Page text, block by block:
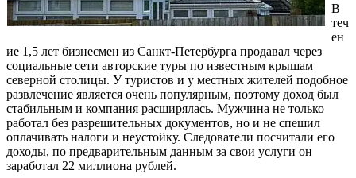
В
теч
ен
ие 1,5 лет бизнесмен из Санкт-Петербурга продавал через
социальные сети авторские туры по известным крышам
северной столицы. У туристов и у местных жителей подобное
развлечение является очень популярным, поэтому доход был
стабильным и компания расширялась. Мужчина не только
работал без разрешительных документов, но и не спешил
оплачивать налоги и неустойку. Следователи посчитали его
доходы, по предварительным данным за свои услуги он
заработал 22 миллиона рублей.